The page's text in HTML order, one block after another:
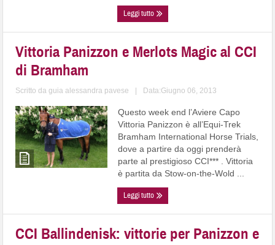
Leggi tutto
Vittoria Panizzon e Merlots Magic al CCI
di Bramham
Scritto daguia alessandra pavese Data:Giugno 06, 2013
Questo week end l’Aviere Capo
Vittoria Panizzon è all’Equi-Trek
Bramham International Horse Trials,
dove a partire da oggi prenderà
parte al prestigioso CCI*** . Vittoria
è partita da Stow-on-the-Wold ...
Leggi tutto
CCI Ballindenisk: vittorie per Panizzon e